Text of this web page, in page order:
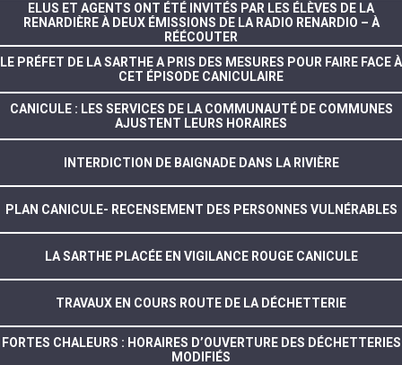
ELUS ET AGENTS ONT ÉTÉ INVITÉS PAR LES ÉLÈVES DE LA
RENARDIÈRE À DEUX ÉMISSIONS DE LA RADIO RENARDIO – À
RÉÉCOUTER
LE PRÉFET DE LA SARTHE A PRIS DES MESURES POUR FAIRE FACE À
CET ÉPISODE CANICULAIRE
CANICULE : LES SERVICES DE LA COMMUNAUTÉ DE COMMUNES
AJUSTENT LEURS HORAIRES
INTERDICTION DE BAIGNADE DANS LA RIVIÈRE
PLAN CANICULE- RECENSEMENT DES PERSONNES VULNÉRABLES
LA SARTHE PLACÉE EN VIGILANCE ROUGE CANICULE
TRAVAUX EN COURS ROUTE DE LA DÉCHETTERIE
FORTES CHALEURS : HORAIRES D’OUVERTURE DES DÉCHETTERIES
MODIFIÉS